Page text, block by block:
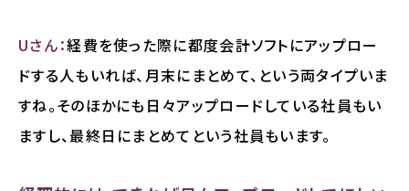
Uさん：経費を使った際に都度会計ソフトにアップロー
ドする人もいれば、月末にまとめて、という両タイプいま
すね。そのほかにも日々アップロードしている社員もい
ますし、最終日にまとめてという社員もいます。